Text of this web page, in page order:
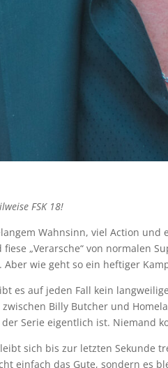
FSK 18!
Wahnsinn, viel Action und
fiese „Verarsche“ von normalen
Aber wie geht so ein heftiger
es auf jeden Fall kein
zwischen Billy Butcher und
Serie eigentlich ist. Niemand
sich bis zur letzten Sekunde
einfach das Gute, sondern es